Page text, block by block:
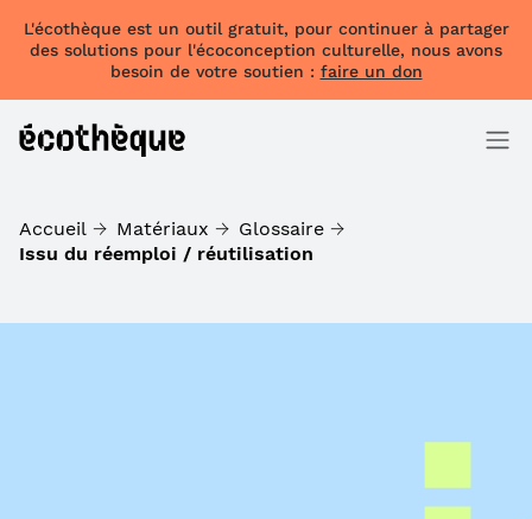
L'écothèque est un outil gratuit, pour continuer à partager
des solutions pour l'écoconception culturelle, nous avons
besoin de votre soutien : faire un don
Accueil Matériaux
Glossaire
Issu du réemploi / réutilisation